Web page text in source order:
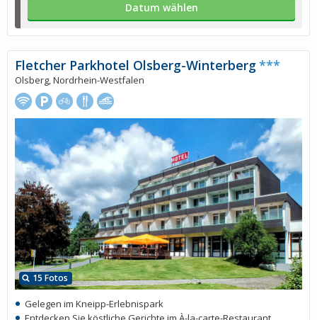
Datum wählen
15 Fotos
Fletcher Parkhotel Olsberg-Winterberg***
Olsberg, Nordrhein-Westfalen
Gelegen im Kneipp-Erlebnispark